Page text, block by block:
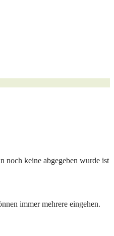
noch keine abgegeben wurde ist
immer mehrere eingehen.